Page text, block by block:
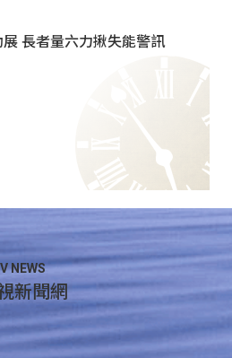
長者量六力揪失能警訊
NEWS
新聞網